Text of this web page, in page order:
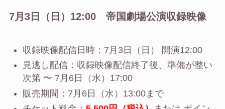
7月3日（日）12:00 帝国劇場公演収録映像
収録映像配信日時：7月3日（日） 開演12:00
見逃し配信：収録映像配信終了後、準備が整い
次第 〜 7月6日（水）17:00
販売期間：7月6日（水）13:00まで